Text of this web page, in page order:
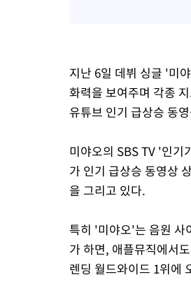
지난 6일 데뷔 싱글 '미
화력을 보여주며 각종
유튜브 인기 급상승 동
미야오의 SBS TV '인기
가 인기 급상승 동영상
을 그리고 있다.
특히 '미야오'는 음원 사
가 하면, 애플뮤직에서
렌딩 월드와이드 1위에